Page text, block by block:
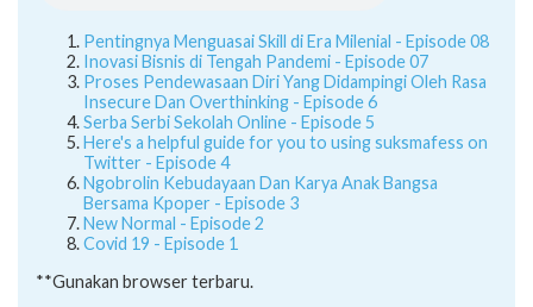
Pentingnya Menguasai Skill di Era Milenial - Episode 08
Inovasi Bisnis di Tengah Pandemi - Episode 07
Proses Pendewasaan Diri Yang Didampingi Oleh Rasa
Insecure Dan Overthinking - Episode 6
Serba Serbi Sekolah Online - Episode 5
Here's a helpful guide for you to using suksmafess on
Twitter - Episode 4
Ngobrolin Kebudayaan Dan Karya Anak Bangsa
Bersama Kpoper - Episode 3
New Normal - Episode 2
Covid 19 - Episode 1
**Gunakan browser terbaru.